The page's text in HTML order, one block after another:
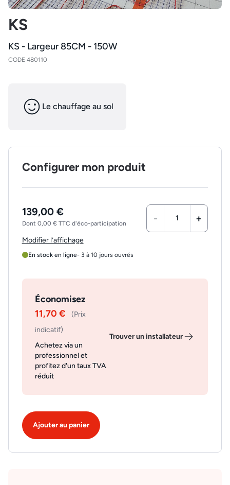
KS
KS - Largeur 85CM - 150W
CODE 480110
Le chauffage au sol
Configurer mon produit
139,00 €
Dont 0,00 € TTC d'éco-participation - +
Modifier l’affichage
En stock en ligne- 3 à 10 jours ouvrés
Économisez
11,70 €
(Prix
indicatif)
Achetez via un
professionnel et
profitez d'un taux TVA
réduit
Trouver un installateur
Ajouter au panier